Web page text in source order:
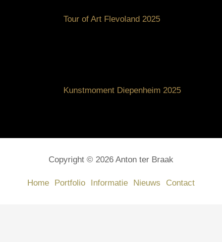
Tour of Art Flevoland 2025
Kunstmoment Diepenheim 2025
Copyright © 2026 Anton ter Braak
Home Portfolio Informatie Nieuws Contact